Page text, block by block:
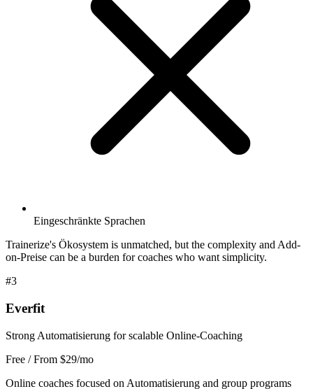
Eingeschränkte Sprachen
Trainerize's Ökosystem is unmatched, but the complexity and Add-
on-Preise can be a burden for coaches who want simplicity.
#3
Everfit
Strong Automatisierung for scalable Online-Coaching
Free / From $29/mo
Online coaches focused on Automatisierung and group programs